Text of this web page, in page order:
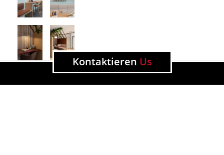
Andere Projekte
Kontaktieren Us